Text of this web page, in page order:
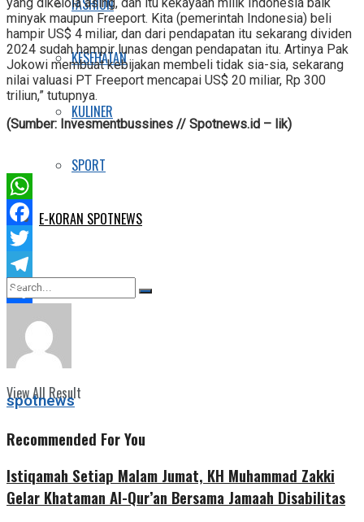
FASHION
KESEHATAN
KULINER
SPORT
E-KORAN SPOTNEWS
No Result
View All Result
minyak maupun Freeport. Kita (pemerintah Indonesia) beli
hampir US$ 4 miliar, dan dari pendapatan itu sekarang dividen
2024 sudah hampir lunas dengan pendapatan itu. Artinya Pak
Jokowi membuat kebijakan membeli tidak sia-sia, sekarang
nilai valuasi PT Freeport mencapai US$ 20 miliar, Rp 300
triliun,” tutupnya.
(Sumber: Invesmentbussines // Spotnews.id – lik)
WhatsApp
Facebook
Twitter
Telegram
Share
spotnews
Recommended For You
Istiqamah Setiap Malam Jumat, KH Muhammad Zakki
Gelar Khataman Al-Qur’an Bersama Jamaah Disabilitas